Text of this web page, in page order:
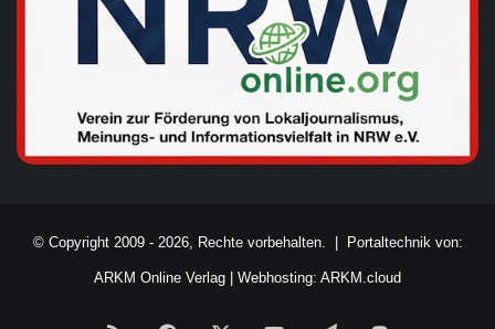
© Copyright 2009 - 2026, Rechte vorbehalten. | Portaltechnik von:
ARKM Online Verlag Webhosting: ARKM.cloud